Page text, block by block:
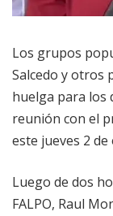
Los grupos
Salcedo y otros
huelga para los
reunión con el
este jueves 2
Luego de dos
FALPO, Raul